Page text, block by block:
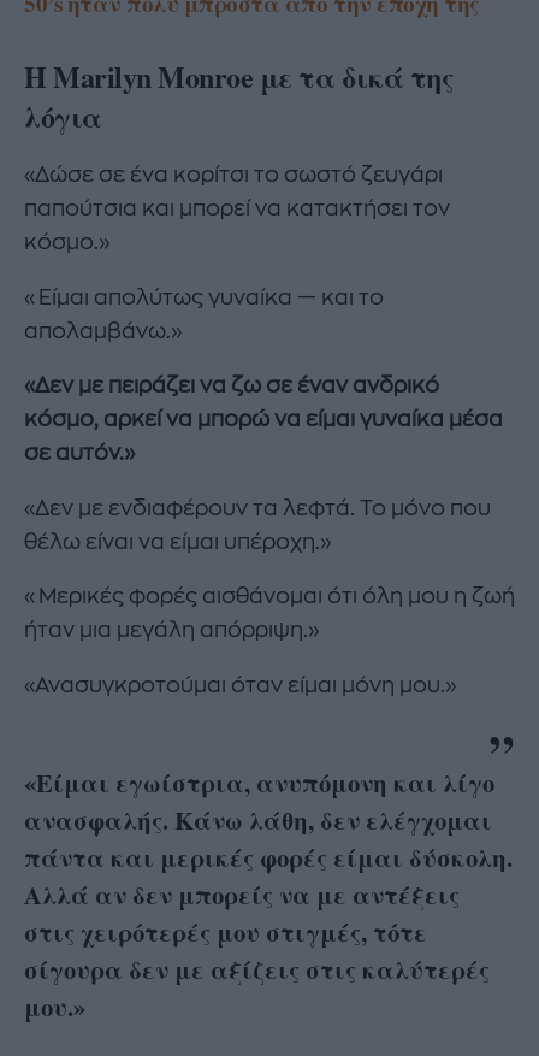
H Marilyn Monroe με τα δικά της
λόγια
«Δώσε σε ένα κορίτσι το σωστό ζευγάρι
παπούτσια και μπορεί να κατακτήσει τον
κόσμο.»
«Είμαι απολύτως γυναίκα — και το
απολαμβάνω.»
«Δεν με πειράζει να ζω σε έναν ανδρικό
κόσμο, αρκεί να μπορώ να είμαι γυναίκα μέσα
σε αυτόν.»
«Δεν με ενδιαφέρουν τα λεφτά. Το μόνο που
θέλω είναι να είμαι υπέροχη.»
«Μερικές φορές αισθάνομαι ότι όλη μου η ζωή
ήταν μια μεγάλη απόρριψη.»
«Ανασυγκροτούμαι όταν είμαι μόνη μου.»
«Είμαι εγωίστρια, ανυπόμονη και λίγο
ανασφαλής. Κάνω λάθη, δεν ελέγχομαι
πάντα και μερικές φορές είμαι δύσκολη.
Αλλά αν δεν μπορείς να με αντέξεις
στις χειρότερές μου στιγμές, τότε
σίγουρα δεν με αξίζεις στις καλύτερές
μου.»